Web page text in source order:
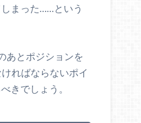
まった……という
あとポジションを
ればならないポイ
きでしょう。